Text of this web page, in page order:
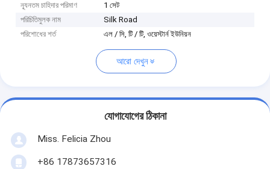
ন্যূনতম চাহিদার পরিমাণ
1 সেট
পরিচিতিমুলক নাম
Silk Road
পরিশোধের শর্ত
এল / সি, টি / টি, ওয়েস্টার্ন ইউনিয়ন
আরো দেখুন
যোগাযোগের ঠিকানা
Miss. Felicia Zhou
+86 17873657316